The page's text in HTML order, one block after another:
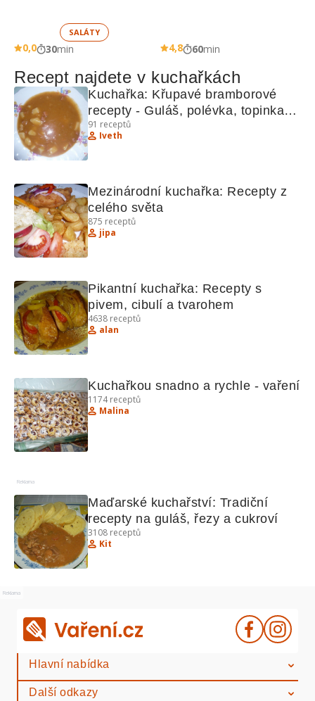
SALÁTY
0,0 30min 4,8 60min
Recept najdete v kuchařkách
Kuchařka: Křupavé bramborové
recepty - Guláš, polévka, topinka a
další
91 receptů
Iveth
Mezinárodní kuchařka: Recepty z
celého světa
875 receptů
jipa
Pikantní kuchařka: Recepty s
pivem, cibulí a tvarohem
4638 receptů
alan
Kuchařkou snadno a rychle - vaření
1174receptů
Malina
Reklama
Maďarské kuchařství: Tradiční
recepty na guláš, řezy a cukroví
3108 receptů
Kit
Reklama
Hlavní nabídka
Další odkazy